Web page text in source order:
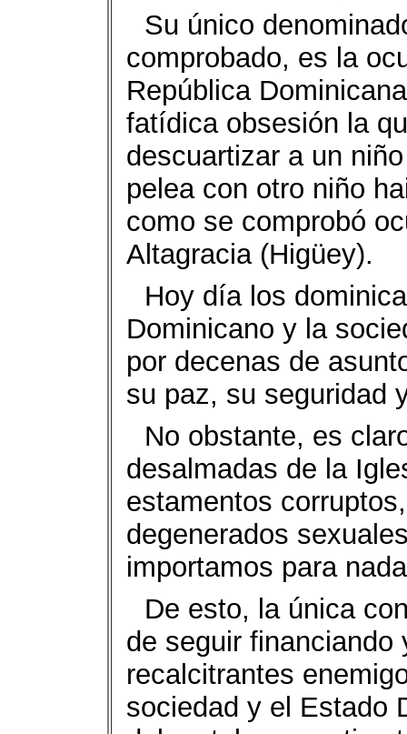
Su único
comprobado, es la
República
fatídica obsesión la
descuartizar a un
pelea con otro niño
como se comprobó
Altagracia (Higüey).
Hoy día los
Dominicano y la
por decenas de
su paz, su seguridad
No obstante, es
desalmadas de la
estamentos
degenerados
importamos para
De esto, la única
de seguir
recalcitrantes
sociedad y el Estado